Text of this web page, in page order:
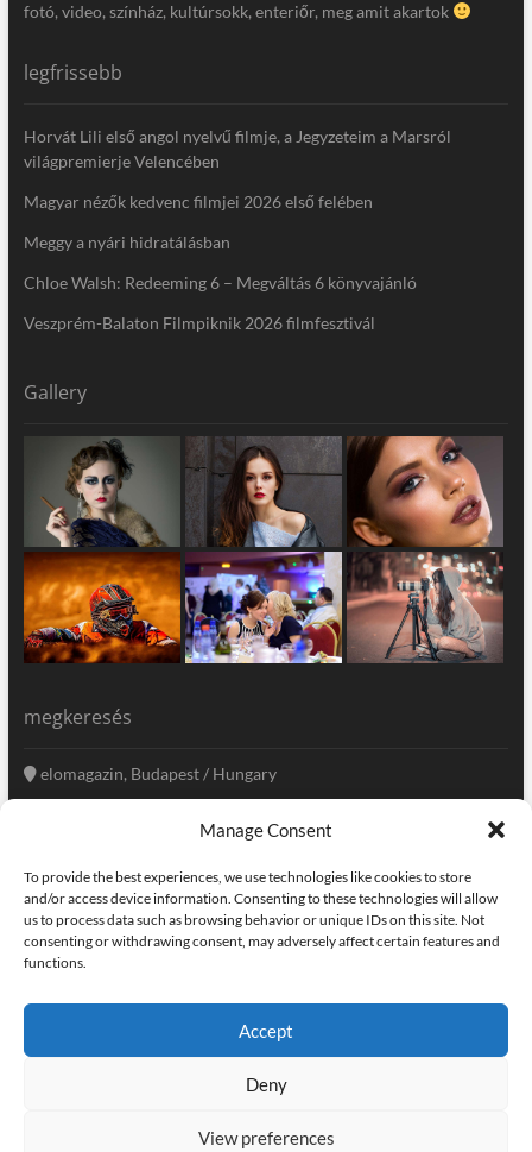
Manage Consent
To provide the best experiences, we use technologies like cookies to store
and/or access device information. Consenting to these technologies will allow
us to process data such as browsing behavior or unique IDs on this site. Not
consenting or withdrawing consent, may adversely affect certain features and
functions.
Accept
Deny
View preferences
fotó, video, színház, kultúrsokk, enteriőr, meg amit akartok
legfrissebb
Horvát Lili első angol nyelvű filmje, a Jegyzeteim a Marsról
világpremierje Velencében
Magyar nézők kedvenc filmjei 2026 első felében
Meggy a nyári hidratálásban
Chloe Walsh: Redeeming 6 – Megváltás 6 könyvajánló
Veszprém-Balaton Filmpiknik 2026 filmfesztivál
Gallery
megkeresés
elomagazin, Budapest / Hungary
szerkesztoseg@elomagazin.com
elomagazin
home adatvédelem impresszum kapcsolat
| © copyright, all right reserved